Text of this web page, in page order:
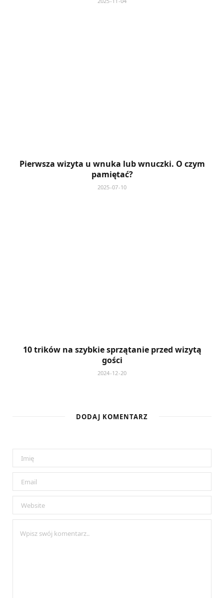
Pierwsza wizyta u wnuka lub wnuczki. O czym
pamiętać?
2025-07-10
10 trików na szybkie sprzątanie przed wizytą
gości
2024-12-20
DODAJ KOMENTARZ